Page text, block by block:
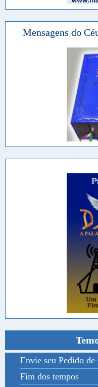
Mensagens do
Envie seu Pedido de
Fim dos tempos